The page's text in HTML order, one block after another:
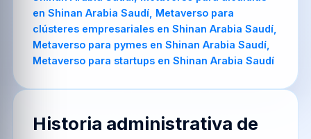
Historia administrativa de